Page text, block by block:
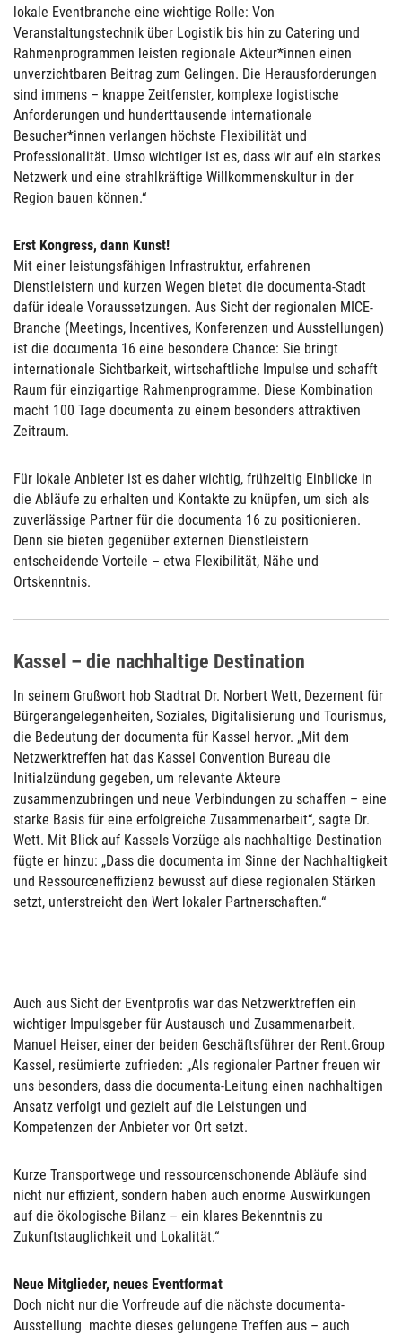
lokale Eventbranche eine wichtige Rolle: Von
Veranstaltungstechnik über Logistik bis hin zu Catering und
Rahmenprogrammen leisten regionale Akteur*innen einen
unverzichtbaren Beitrag zum Gelingen. Die Herausforderungen
sind immens – knappe Zeitfenster, komplexe logistische
Anforderungen und hunderttausende internationale
Besucher*innen verlangen höchste Flexibilität und
Professionalität. Umso wichtiger ist es, dass wir auf ein starkes
Netzwerk und eine strahlkräftige Willkommenskultur in der
Region bauen können.“
Erst Kongress, dann Kunst!
Mit einer leistungsfähigen Infrastruktur, erfahrenen
Dienstleistern und kurzen Wegen bietet die documenta-Stadt
dafür ideale Voraussetzungen. Aus Sicht der regionalen MICE-
Branche (Meetings, Incentives, Konferenzen und Ausstellungen)
ist die documenta 16 eine besondere Chance: Sie bringt
internationale Sichtbarkeit, wirtschaftliche Impulse und schafft
Raum für einzigartige Rahmenprogramme. Diese Kombination
macht 100 Tage documenta zu einem besonders attraktiven
Zeitraum.
Für lokale Anbieter ist es daher wichtig, frühzeitig Einblicke in
die Abläufe zu erhalten und Kontakte zu knüpfen, um sich als
zuverlässige Partner für die documenta 16 zu positionieren.
Denn sie bieten gegenüber externen Dienstleistern
entscheidende Vorteile – etwa Flexibilität, Nähe und
Ortskenntnis.
Kassel – die nachhaltige Destination
In seinem Grußwort hob Stadtrat Dr. Norbert Wett, Dezernent für
Bürgerangelegenheiten, Soziales, Digitalisierung und Tourismus,
die Bedeutung der documenta für Kassel hervor. „Mit dem
Netzwerktreffen hat das Kassel Convention Bureau die
Initialzündung gegeben, um relevante Akteure
zusammenzubringen und neue Verbindungen zu schaffen – eine
starke Basis für eine erfolgreiche Zusammenarbeit“, sagte Dr.
Wett. Mit Blick auf Kassels Vorzüge als nachhaltige Destination
fügte er hinzu: „Dass die documenta im Sinne der Nachhaltigkeit
und Ressourceneffizienz bewusst auf diese regionalen Stärken
setzt, unterstreicht den Wert lokaler Partnerschaften.“
Auch aus Sicht der Eventprofis war das Netzwerktreffen ein
wichtiger Impulsgeber für Austausch und Zusammenarbeit.
Manuel Heiser, einer der beiden Geschäftsführer der Rent.Group
Kassel, resümierte zufrieden: „Als regionaler Partner freuen wir
uns besonders, dass die documenta-Leitung einen nachhaltigen
Ansatz verfolgt und gezielt auf die Leistungen und
Kompetenzen der Anbieter vor Ort setzt.
Kurze Transportwege und ressourcenschonende Abläufe sind
nicht nur effizient, sondern haben auch enorme Auswirkungen
auf die ökologische Bilanz – ein klares Bekenntnis zu
Zukunftstauglichkeit und Lokalität.“
Neue Mitglieder, neues Eventformat
Doch nicht nur die Vorfreude auf die nächste documenta-
Ausstellung machte dieses gelungene Treffen aus – auch